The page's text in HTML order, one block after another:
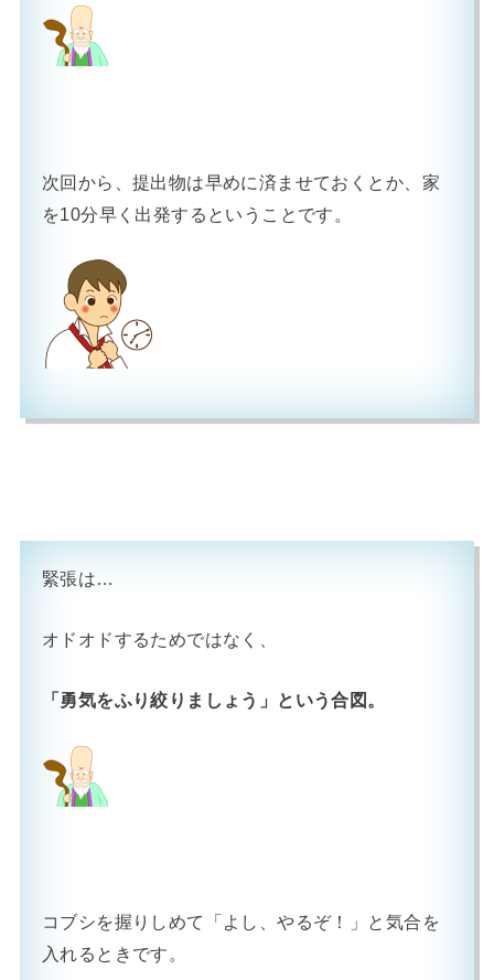
次回から、提出物は早めに済ませておくとか、家
を10分早く出発するということです。
緊張は…
オドオドするためではなく、
「勇気をふり絞りましょう」という合図。
コブシを握りしめて「よし、やるぞ！」と気合を
入れるときです。